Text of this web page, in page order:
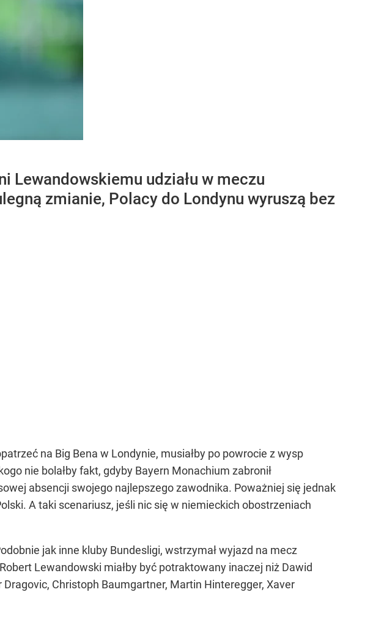
Lewandowskiemu udziału w meczu
zmianie, Polacy do Londynu wyruszą bez
na Big Bena w Londynie, musiałby po powrocie z wysp
nie bolałby fakt, gdyby Bayern Monachium zabronił
absencji swojego najlepszego zawodnika. Poważniej się jednak
A taki scenariusz, jeśli nic się w niemieckich obostrzeniach
jak inne kluby Bundesligi, wstrzymał wyjazd na mecz
Lewandowski miałby być potraktowany inaczej niż Dawid
Christoph Baumgartner, Martin Hinteregger, Xaver